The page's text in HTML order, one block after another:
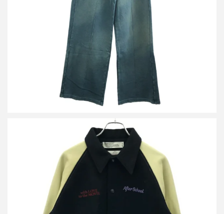
買取金額12,000円
詳しく見る
ダイリク 22AW Brat Pack Raglan Stadium Jacket スタジャン